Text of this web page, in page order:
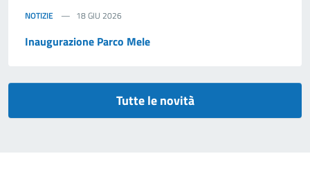
NOTIZIE 18 GIU 2026
Inaugurazione Parco Mele
Tutte le novità